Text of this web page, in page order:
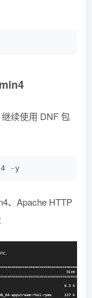
续使用 DNF 包
-y
、Apache HTTP